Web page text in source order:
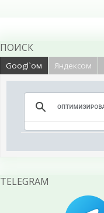
ПОИСК
Googl`ом Яндексом
TELEGRAM